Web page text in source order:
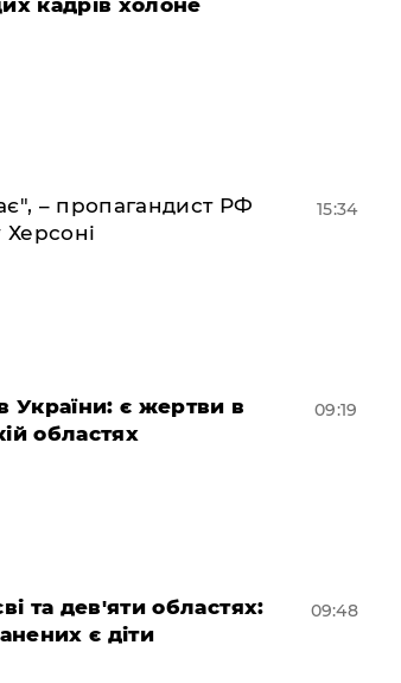
кадрів холоне
– пропагандист РФ
15:34
України: є жертви в
областях
09:19
та дев'яти областях:
є діти
09:48